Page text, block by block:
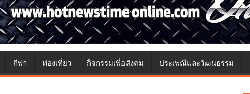
กีฬา ท่องเที่ยว กิจกรรมเพื่อสังคม ประเพณีและวัฒนธรรม